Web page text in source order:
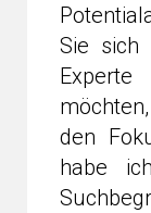
Sie sich
den
habe